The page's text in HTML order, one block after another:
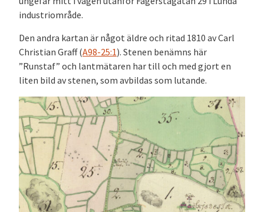
industriområde.
Den andra kartan är något äldre och ritad 1810 av Carl
Christian Graff (A98-25:1). Stenen benämns här
”Runstaf” och lantmätaren har till och med gjort en
liten bild av stenen, som avbildas som lutande.